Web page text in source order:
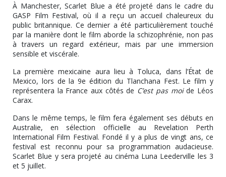
À Manchester, Scarlet Blue a été projeté dans le cadre du
GASP Film Festival, où il a reçu un accueil chaleureux du
public britannique. Ce dernier a été particulièrement touché
par la manière dont le film aborde la schizophrénie, non pas
à travers un regard extérieur, mais par une immersion
sensible et viscérale.
La première mexicaine aura lieu à Toluca, dans l’État de
Mexico, lors de la 9e édition du Tlanchana Fest. Le film y
représentera la France aux côtés de C’est pas moide Léos
Carax.
Dans le même temps, le film fera également ses débuts en
Australie, en sélection officielle au Revelation Perth
International Film Festival. Fondé il y a plus de vingt ans, ce
festival est reconnu pour sa programmation audacieuse.
Scarlet Blue y sera projeté au cinéma Luna Leederville les 3
et 5 juillet.